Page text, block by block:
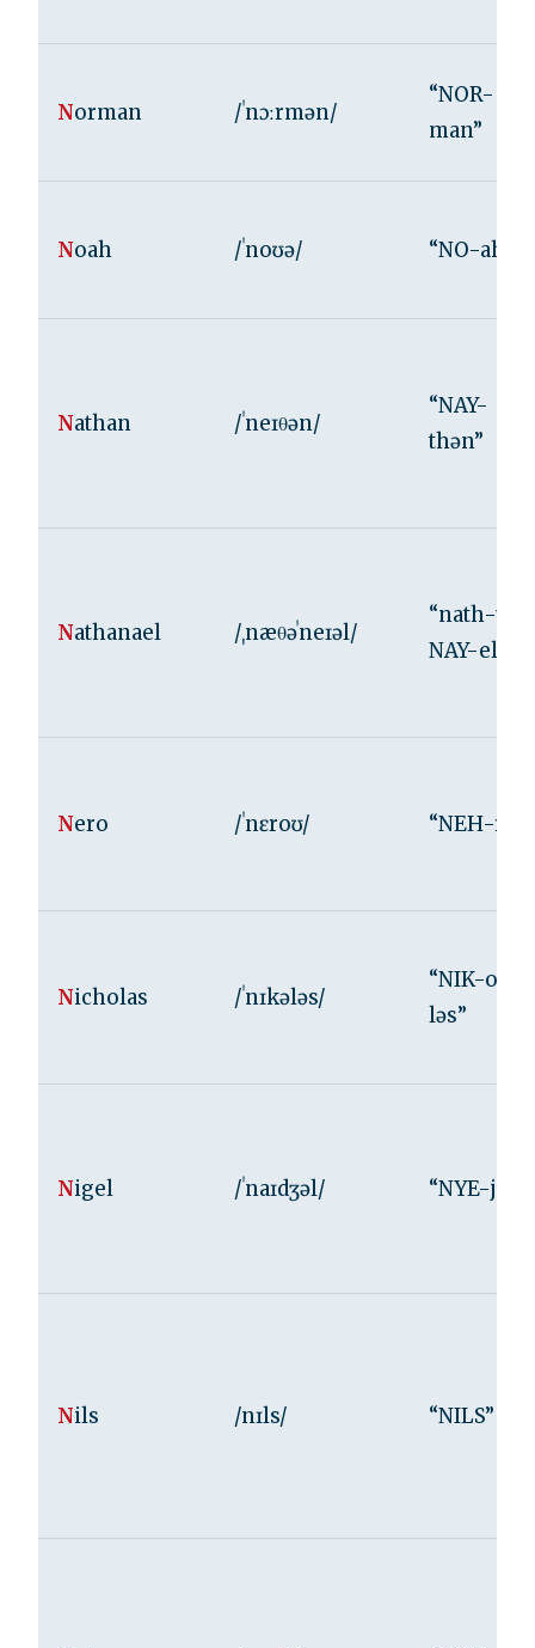
Norman /ˈnɔːrmən/
“NOR-
man”
Noah /ˈnoʊə/ “NO-ah”
Nathan /ˈneɪθən/
“NAY-
thən”
Nathanael /ˌnæθəˈneɪəl/
“nath-uh-
NAY-el”
Nero /ˈnɛroʊ/ “NEH-
Nicholas /ˈnɪkələs/
“NIK-oh-
ləs”
Nigel /ˈnaɪdʒəl/ “NYE-jəl”
Nils /nɪls/ “NILS”